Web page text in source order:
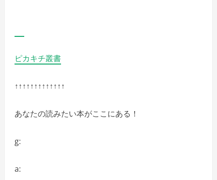
ピカキチ叢書
↑↑↑↑↑↑↑↑↑↑↑↑↑
あなたの読みたい本がここにある！
g:
a: